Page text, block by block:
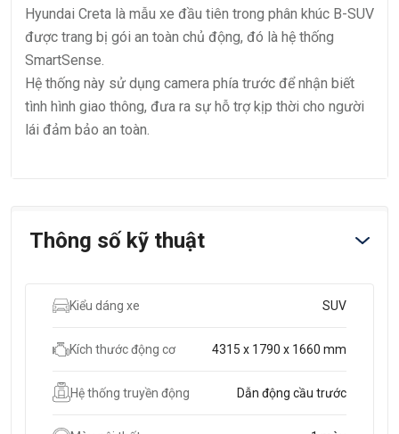
Hyundai Creta là mẫu xe đầu tiên trong phân khúc B-SUV
được trang bị gói an toàn chủ động, đó là hệ thống
SmartSense.
Hệ thống này sử dụng camera phía trước để nhận biết
tình hình giao thông, đưa ra sự hỗ trợ kịp thời cho người
lái đảm bảo an toàn.
Thông số kỹ thuật
Kiểu dáng xe SUV
Kích thước động cơ 4315 x 1790 x 1660 mm
Hệ thống truyền động Dẫn động cầu trước